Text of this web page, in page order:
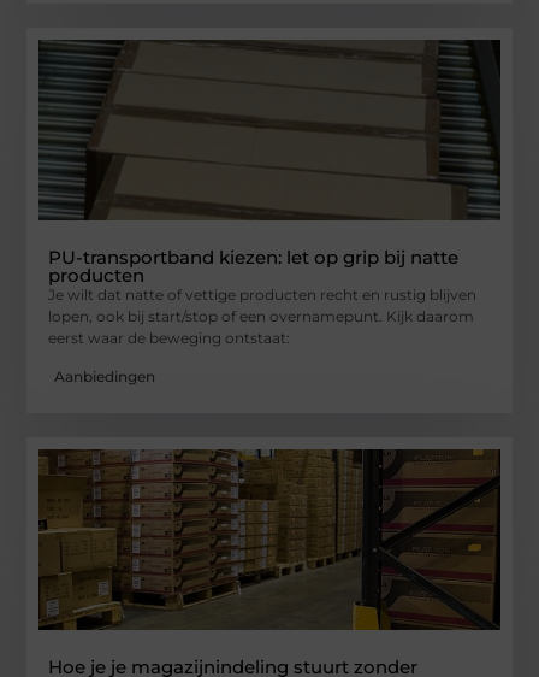
PU-transportband kiezen: let op grip bij natte
producten
Je wilt dat natte of vettige producten recht en rustig blijven
lopen, ook bij start/stop of een overnamepunt. Kijk daarom
eerst waar de beweging ontstaat:
Aanbiedingen
Hoe je je magazijnindeling stuurt zonder